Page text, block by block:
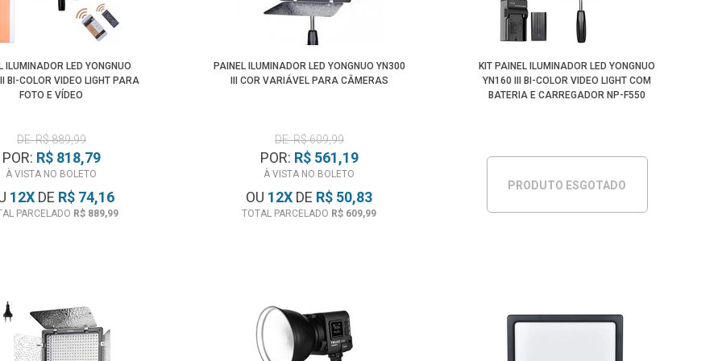
ILUMINADOR LED YONGNUO
BI-COLOR VIDEO LIGHT PARA
FOTO E VÍDEO
DE: R$ 889,99
POR: R$ 818,79
À VISTA NO BOLETO
12X DE R$ 74,16
PARCELADO R$ 889,99
PAINEL ILUMINADOR LED YONGNUO YN300
III COR VARIÁVEL PARA CÂMERAS
DE: R$ 609,99
POR: R$ 561,19
À VISTA NO BOLETO
OU 12X DE R$ 50,83
TOTAL PARCELADO R$ 609,99
KIT PAINEL ILUMINADOR LED YONGNUO
YN160 III BI-COLOR VIDEO LIGHT COM
BATERIA E CARREGADOR NP-F550
PRODUTO ESGOTADO